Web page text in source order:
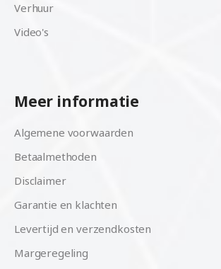
Verhuur
Video's
Meer informatie
Algemene voorwaarden
Betaalmethoden
Disclaimer
Garantie en klachten
Levertijd en verzendkosten
Margeregeling